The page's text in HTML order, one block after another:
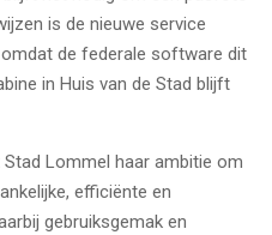
is de nieuwe service
de federale software dit
in Huis van de Stad blijft
Lommel haar ambitie om
efficiënte en
gebruiksgemak en